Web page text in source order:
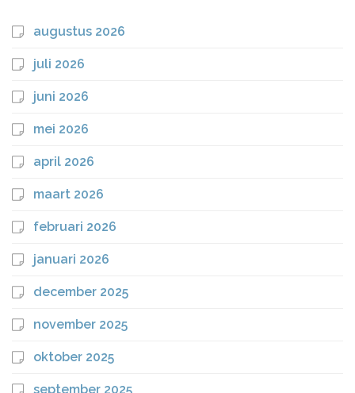
augustus 2026
juli 2026
juni 2026
mei 2026
april 2026
maart 2026
februari 2026
januari 2026
december 2025
november 2025
oktober 2025
september 2025